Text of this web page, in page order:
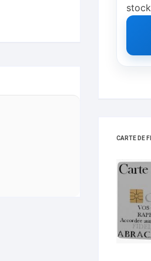
stock
CARTE DE